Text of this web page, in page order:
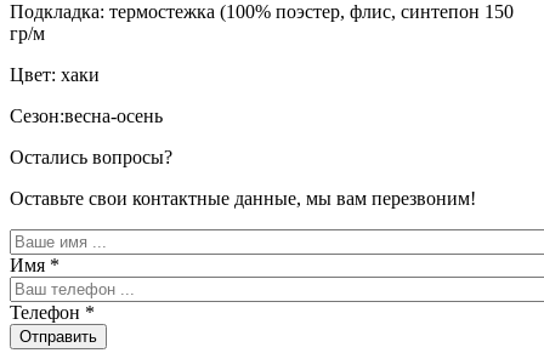
Подкладка: термостежка (100% поэстер, флис, синтепон 150
гр/м
Цвет: хаки
Сезон:весна-осень
Остались вопросы?
Оставьте свои контактные данные, мы вам перезвоним!
Имя *
Телефон *
Отправить